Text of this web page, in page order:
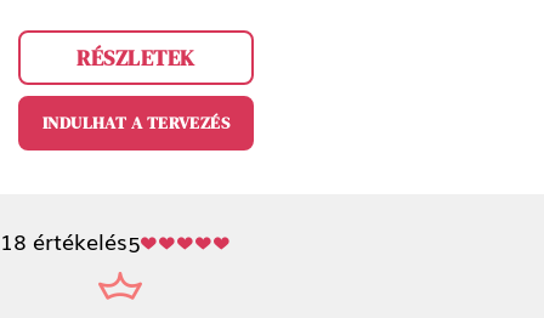
RÉSZLETEK
INDULHAT A TERVEZÉS
18 értékelés5